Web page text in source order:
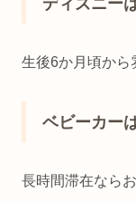
生後6か月頃から
ベビーカー
長時間滞在なら